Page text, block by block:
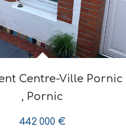
, Pornic
442 000 €